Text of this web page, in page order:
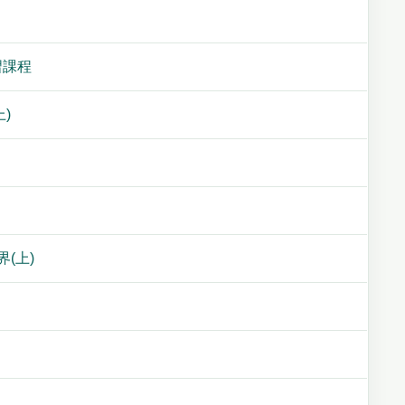
程
)
(上)